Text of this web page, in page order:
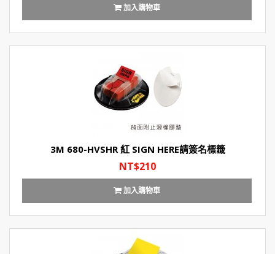
加入購物車
3M 680-HVSHR 紅 SIGN HERE請簽名標籤
NT$210
加入購物車